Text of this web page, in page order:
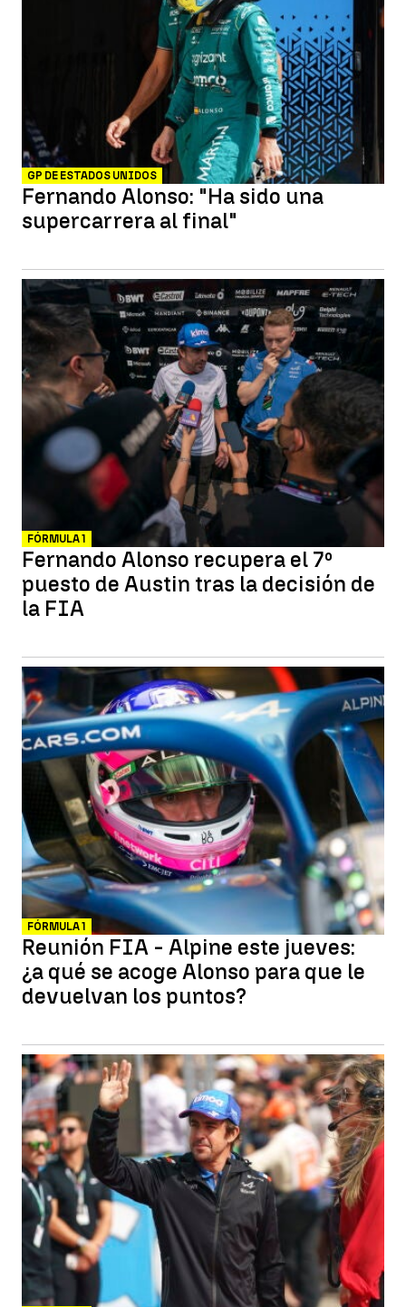
GP DE ESTADOS UNIDOS
Fernando Alonso: "Ha sido una
supercarrera al final"
FÓRMULA 1
Fernando Alonso recupera el 7º
puesto de Austin tras la decisión de
la FIA
FÓRMULA 1
Reunión FIA - Alpine este jueves:
¿a qué se acoge Alonso para que le
devuelvan los puntos?